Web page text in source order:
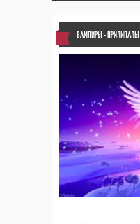
ВАМПИРЫ - ПРИЛИПАЛЫ